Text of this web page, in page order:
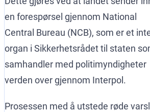
en forespørsel gjennom National
Central Bureau (NCB), som er et
organ i Sikkerhetsrådet til staten
samhandler med politimyndigheter
verden over gjennom Interpol.
Prosessen med å utstede røde